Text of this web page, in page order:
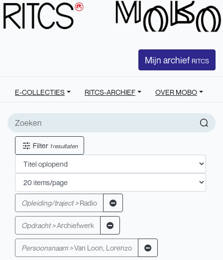
Mijn archief RITCS
E-COLLECTIES RITCS-ARCHIEF OVER MOBO
Filter 1 resultaten
Opleiding/traject > Radio
Opdracht >Archiefwerk
Persoonsnaam >Van Loon, Lorenzo